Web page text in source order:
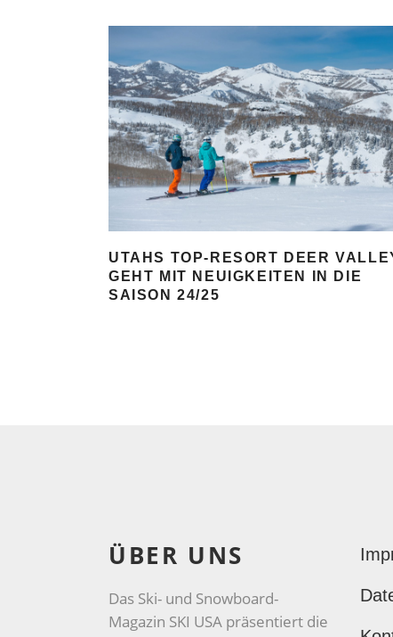
UTAHS TOP-RESORT DEER
GEHT MIT NEUIGKEITEN IN DIE
SAISON 24/25
ÜBER UNS
Das Ski- und Snowboard-
Magazin SKI USA präsentiert die